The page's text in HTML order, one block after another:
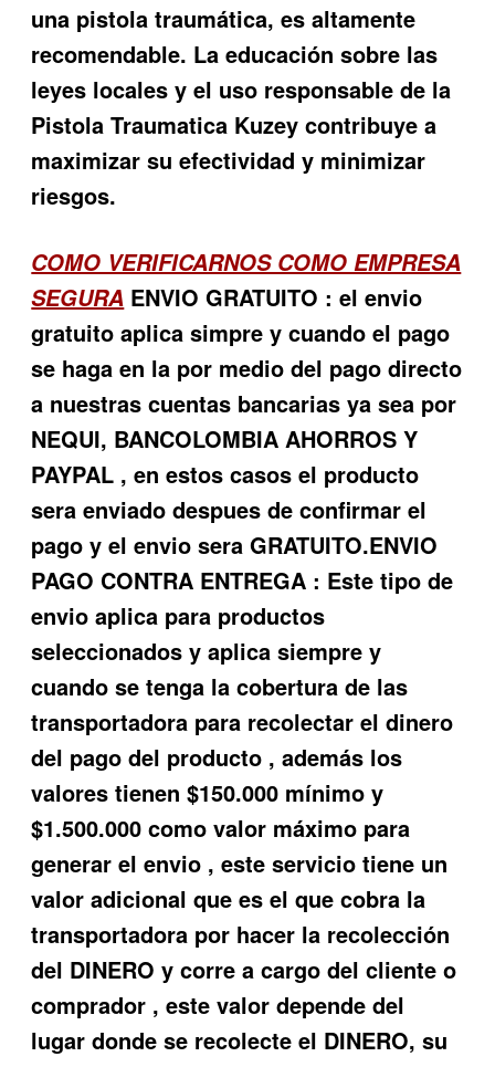
una pistola traumática, es altamente
recomendable. La educación sobre las
leyes locales y el uso responsable de la
Pistola Traumatica Kuzey contribuye a
maximizar su efectividad y minimizar
riesgos.
COMO VERIFICARNOS COMO EMPRESA
SEGURA ENVIO GRATUITO : el envio
gratuito aplica simpre y cuando el pago
se haga en la por medio del pago directo
a nuestras cuentas bancarias ya sea por
NEQUI, BANCOLOMBIA AHORROS Y
PAYPAL , en estos casos el producto
sera enviado despues de confirmar el
pago y el envio sera GRATUITO.ENVIO
PAGO CONTRA ENTREGA : Este tipo de
envio aplica para productos
seleccionados y aplica siempre y
cuando se tenga la cobertura de las
transportadora para recolectar el dinero
del pago del producto , además los
valores tienen $150.000 mínimo y
$1.500.000 como valor máximo para
generar el envio , este servicio tiene un
valor adicional que es el que cobra la
transportadora por hacer la recolección
del DINERO y corre a cargo del cliente o
comprador , este valor depende del
lugar donde se recolecte el DINERO, su